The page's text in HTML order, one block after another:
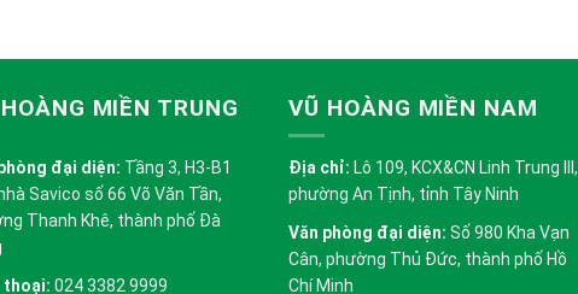
MIỀN TRUNG
đại diện: Tầng 3, H3-B1
Savico số 66 Võ Văn Tần,
Thanh Khê, thành phố Đà
024 3382 9999
VŨ HOÀNG MIỀN NAM
Địa chỉ: Lô 109, KCX&CN Linh Trung III,
phường An Tịnh, tỉnh Tây Ninh
Văn phòng đại diện: Số 980 Kha Vạn
Cân, phường Thủ Đức, thành phố Hồ
Chí Minh